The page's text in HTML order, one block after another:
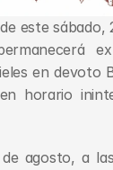
este sábado,
en devoto
horario
agosto, a